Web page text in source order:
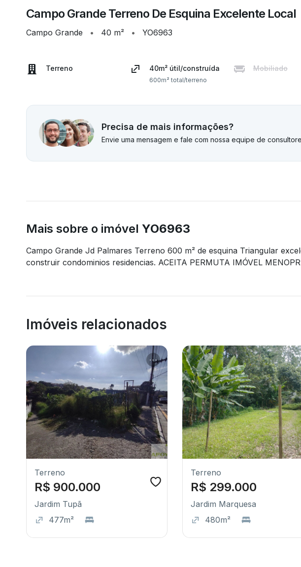
Campo Grande Terreno De Esquina Excelente Local
Campo Grande • 40 m² • YO6963
Terreno 40m² útil/construída
600m² total/terreno
Mobiliado
Precisa de mais informações?
Envie uma mensagem e fale com nossa equipe de
Mais sobre o imóvel YO6963
Campo Grande Jd Palmares Terreno 600 m² de esquina Triangular
construir condominios residencias. ACEITA PERMUTA IMÓVEL
Imóveis relacionados
Terreno
R$ 900.000
Jardim Tupã
477m²
Terreno
R$ 299.000
Jardim Marquesa
480m²